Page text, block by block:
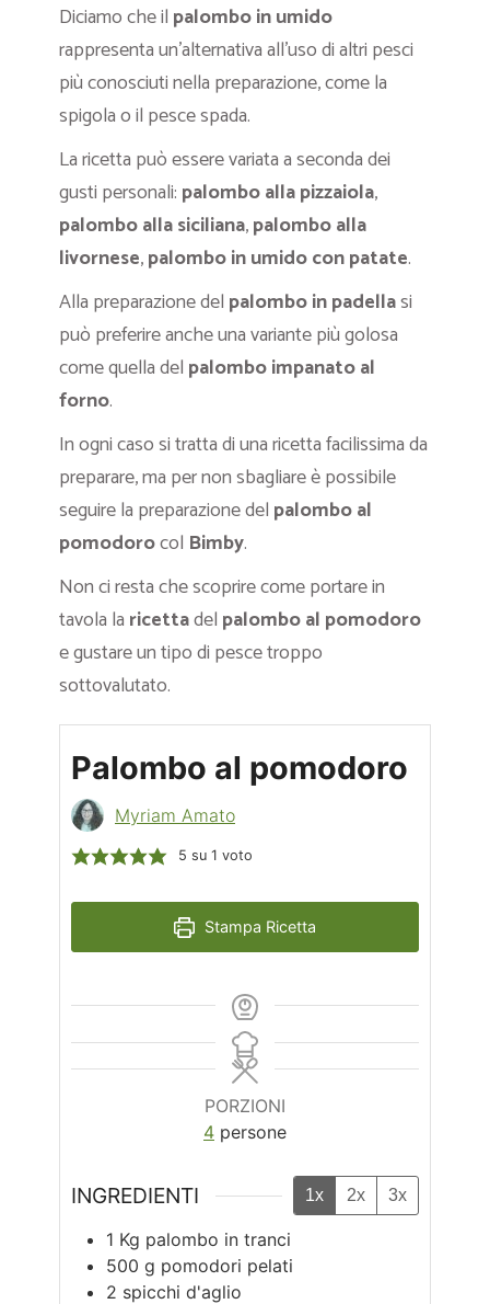
Diciamo che il palombo in umido
rappresenta un’alternativa all’uso di altri pesci
più conosciuti nella preparazione, come la
spigola o il pesce spada.
La ricetta può essere variata a seconda dei
gusti personali: palombo alla pizzaiola,
palombo alla siciliana,palombo alla
livornese,palombo in umido conpatate.
Alla preparazione del palombo in padellasi
può preferire anche una variante più golosa
come quella del palombo impanato al
forno.
In ogni caso si tratta di una ricetta facilissima da
preparare, ma per non sbagliare è possibile
seguire la preparazione del palombo al
pomodorocol Bimby.
Non ci resta che scoprire come portare in
tavola la ricettadel palombo al pomodoro
e gustare un tipo di pesce troppo
sottovalutato.
Palombo al pomodoro
Myriam Amato
5 su 1 voto
Stampa Ricetta
PORZIONI
4 persone
INGREDIENTI 1x 2x 3x
1 Kg palombo in tranci
500 g pomodori pelati
2 spicchi d'aglio